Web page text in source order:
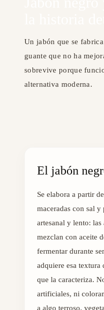
Un jabón que se
guante que no ha
sobrevive porque
alternativa moderna.
El jabón
Se elabora a partir
maceradas con sal y
artesanal y lento: las
mezclan con aceite
fermentar durante
adquiere esa textura
que la caracteriza.
artificiales, ni
a algo terroso,